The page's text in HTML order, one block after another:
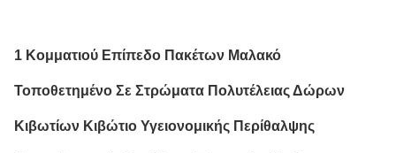
1 Κομματιού Επίπεδο Πακέτων Μαλακό
Τοποθετημένο Σε Στρώματα Πολυτέλειας Δώρων
Κιβωτίων Κιβώτιο Υγειονομικής Περίθαλψης